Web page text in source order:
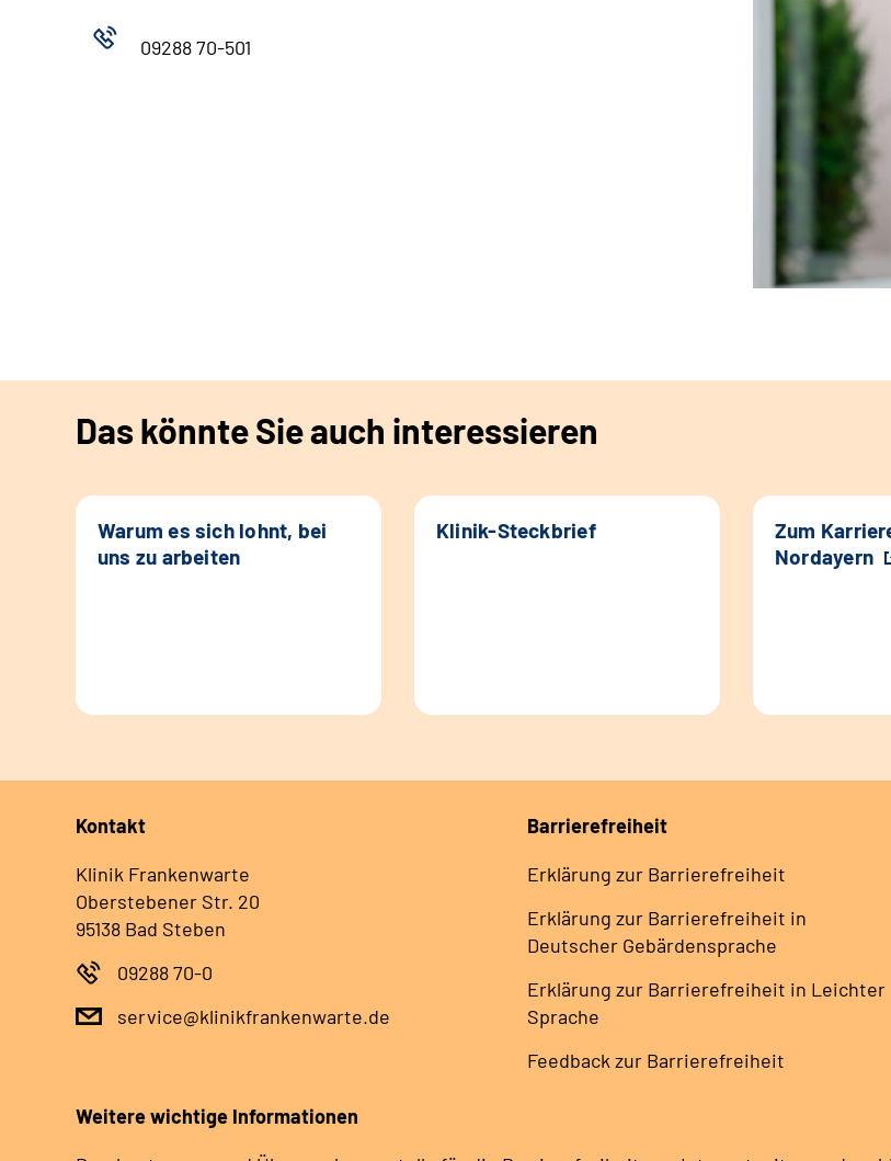
09288 70-501
Das könnte Sie auch interessieren
Warum es sich lohnt, bei
uns zu arbeiten
Klinik-Steckbrief
Zum
Nordayern
Kontakt
Klinik Frankenwarte
Oberstebener Str. 20
95138 Bad Steben
09288 70-0
service@klinikfrankenwarte.de
Barrierefreiheit
Erklärung zur Barrierefreiheit
Erklärung zur Barrierefreiheit in
Deutscher Gebärdensprache
Erklärung zur Barrierefreiheit in Leichter
Sprache
Feedback zur Barrierefreiheit
Weitere wichtige Informationen